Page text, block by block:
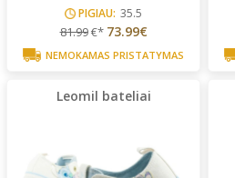
PIGIAU: 35.5
81.99€* 73.99€
NEMOKAMAS PRISTATYMAS
Leomil bateliai